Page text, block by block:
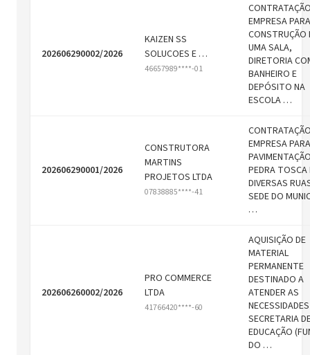
202606290002/2026
KAIZEN SS
SOLUCOES E …
46657989****-01
EMPRESA PARA
CONSTRUÇÃO
UMA SALA,
DIRETORIA
BANHEIRO E
DEPÓSITO NA
ESCOLA …
202606290001/2026
CONSTRUTORA
MARTINS
PROJETOS LTDA
07838885****-41
EMPRESA PARA
PEDRA TOSCA
DIVERSAS
SEDE DO
…
202606260002/2026
PRO COMMERCE
LTDA
41766420****-60
AQUISIÇÃO DE
MATERIAL
PERMANENTE
DESTINADO A
ATENDER AS
SECRETARIA
EDUCAÇÃO
DO …